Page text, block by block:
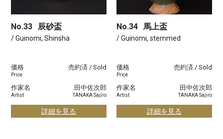
No.33 辰砂盃
/ Guinomi, Shinsha
価格
Price
売約済 / Sold
作家名
Artist
田中佐次郎
TANAKA Sajiro
詳細を見る
No.34 馬上盃
/ Guinomi, stemmed
価格
Price
売約済 / Sold
作家名
Artist
田中佐次郎
TANAKA Sajiro
詳細を見る